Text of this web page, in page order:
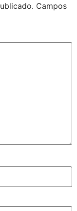
Campos